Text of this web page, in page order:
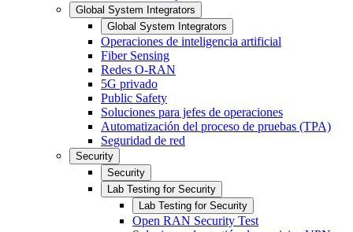
Global System Integrators
Global System Integrators
Operaciones de inteligencia artificial
Fiber Sensing
Redes O-RAN
5G privado
Public Safety
Soluciones para jefes de operaciones
Automatización del proceso de pruebas (TPA)
Seguridad de red
Security
Security
Lab Testing for Security
Lab Testing for Security
Open RAN Security Test